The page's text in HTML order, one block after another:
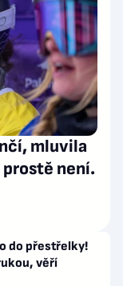
mluvila
prostě není.
do přestřelky!
věří